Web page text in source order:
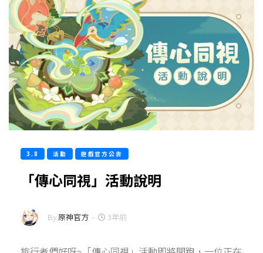
3.8 活動 遊戲官方公告
「傳心同視」活動說明
By原神官方 - 3年前